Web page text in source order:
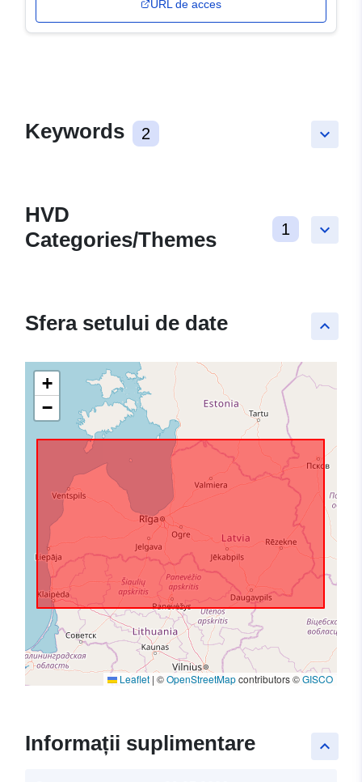
URL de acces
keyboard_arrow_down
Keywords 2
keyboard_arrow_down
HVD
Categories/Themes
1
keyboard_arrow_up
Sfera setului de date
+
−
Leaflet | ©OpenStreetMapcontributors ©GISCO
keyboard_arrow_up
Informații suplimentare